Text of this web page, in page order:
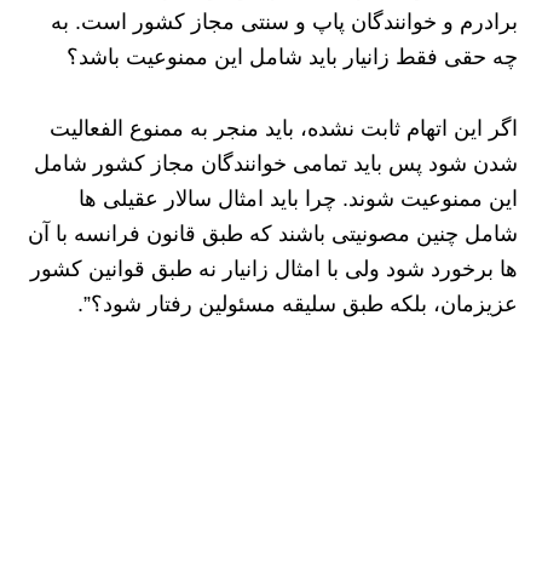
برادرم و خوانندگان پاپ و سنتی مجاز کشور است. به
چه حقی فقط زانیار باید شامل این ممنوعیت باشد؟
اگر این اتهام ثابت نشده، باید منجر به ممنوع الفعالیت
شدن شود پس باید تمامی خوانندگان مجاز کشور شامل
این ممنوعیت شوند. چرا باید امثال سالار عقیلی ها
شامل چنین مصونیتی باشند که طبق قانون فرانسه با آن
ها برخورد شود ولی با امثال زانیار نه طبق قوانین کشور
عزیزمان، بلکه طبق سلیقه مسئولین رفتار شود؟”.